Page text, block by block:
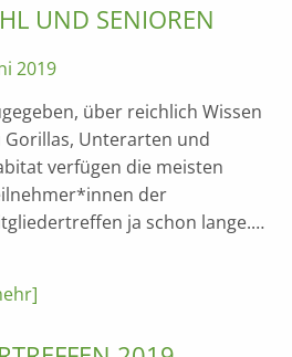
UND SENIOREN
2019
über reichlich Wissen
Gorillas, Unterarten und
verfügen die meisten
der
ja schon lange.…